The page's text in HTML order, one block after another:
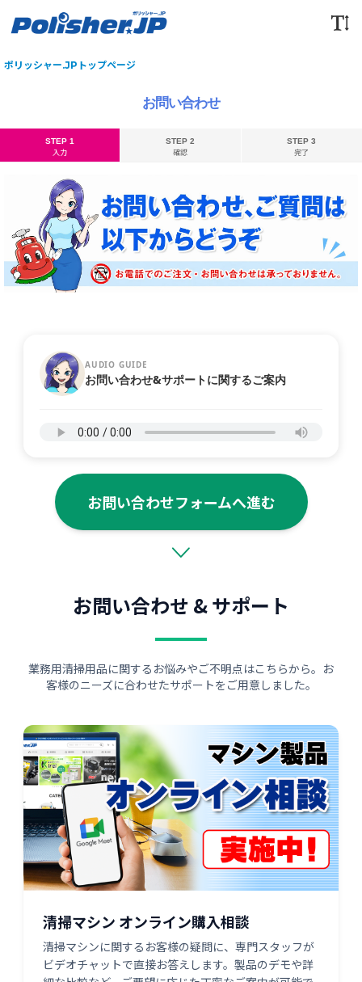
ポリッシャー.JPトップページ
お問い合わせ
STEP 1
入力
STEP 2
確認
STEP 3
完了
AUDIO GUIDE
お問い合わせ&サポートに関するご案内
お問い合わせフォームへ進む
お問い合わせ & サポート
業務用清掃用品に関するお悩みやご不明点はこちらから。お
客様のニーズに合わせたサポートをご用意しました。
清掃マシン オンライン購入相談
清掃マシンに関するお客様の疑問に、専門スタッフが
ビデオチャットで直接お答えします。製品のデモや詳